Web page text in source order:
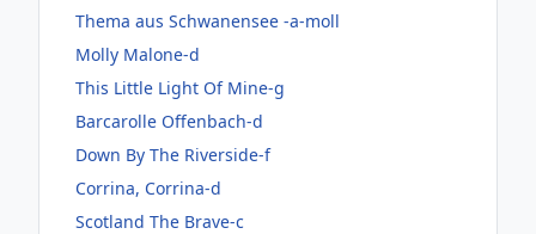
Thema aus Schwanensee -a-moll
Molly Malone-d
This Little Light Of Mine-g
Barcarolle Offenbach-d
Down By The Riverside-f
Corrina, Corrina-d
Scotland The Brave-c